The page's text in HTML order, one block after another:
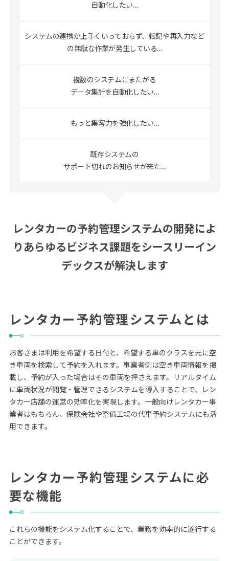
自動化したい…
システムの連携が上手くいっておらず、 転記や再入力など
の無駄な作業が発生している…
複数のシステムにまたがる
データ集計を自動化したい…
もっと集客力を強化したい…
既存システムの
サポート切れのお知らせが来た…
レンタカーの予約管理システムの開発によ
り あらゆるビジネス課題をシースリーイン
デックスが解決します
レンタカー予約管理システムとは
お客さまは利用を希望する日付と、希望する車のクラスを元に空
き車両を検索して予約を入れます。事業者側は空き車両情報を掲
載し、予約が入った場合はその車両を押さえます。リアルタイム
に車両状況が閲覧・管理できるシステムを導入することで、レン
タカー店舗の運営の効率化を実現します。一般向けレンタカー事
業者はもちろん、保険会社や整備工場の代車予約システムにも活
用できます。
レンタカー予約管理システムに必
要な機能
これらの機能をシステム化することで、業務を効率的に遂行する
ことができます。